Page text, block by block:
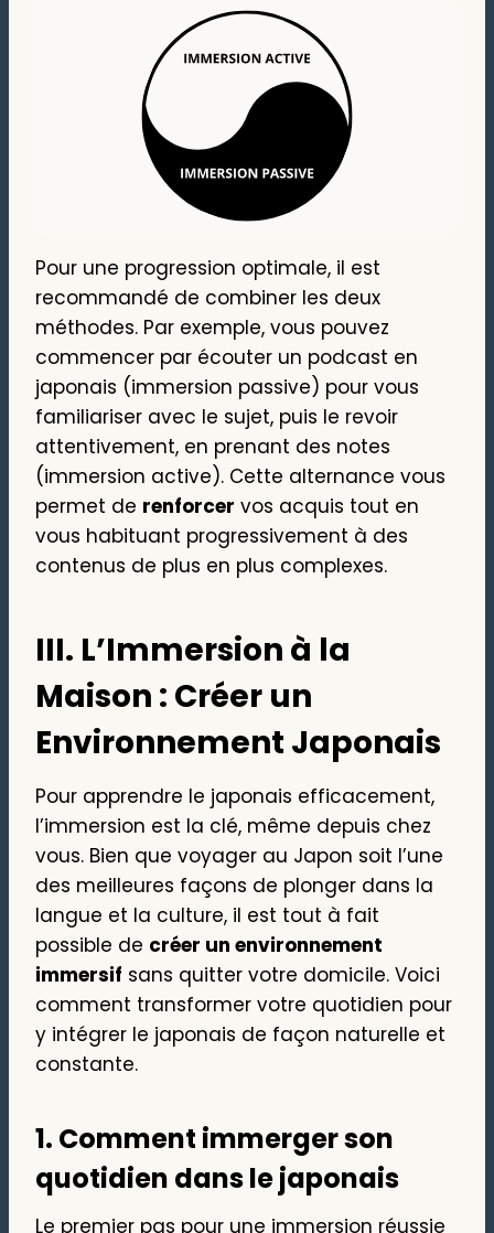
Pour une progression optimale, il est
recommandé de combiner les deux
méthodes. Par exemple, vous pouvez
commencer par écouter un podcast en
japonais (immersion passive) pour vous
familiariser avec le sujet, puis le revoir
attentivement, en prenant des notes
(immersion active). Cette alternance vous
permet de renforcer vos acquis tout en
vous habituant progressivement à des
contenus de plus en plus complexes.
III. L’Immersion à la
Maison : Créer un
Environnement Japonais
Pour apprendre le japonais efficacement,
l’immersion est la clé, même depuis chez
vous. Bien que voyager au Japon soit l’une
des meilleures façons de plonger dans la
langue et la culture, il est tout à fait
possible de créer un environnement
immersif sans quitter votre domicile. Voici
comment transformer votre quotidien pour
y intégrer le japonais de façon naturelle et
constante.
1. Comment immerger son
quotidien dans le japonais
Le premier pas pour une immersion réussie